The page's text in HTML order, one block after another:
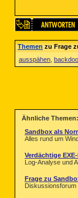
Themenzu Frage
ausspähen
Ähnliche
Sandbox als
Alles rund um
Verdächtige
Log-Analyse und
Frage zu
Diskussionsforum